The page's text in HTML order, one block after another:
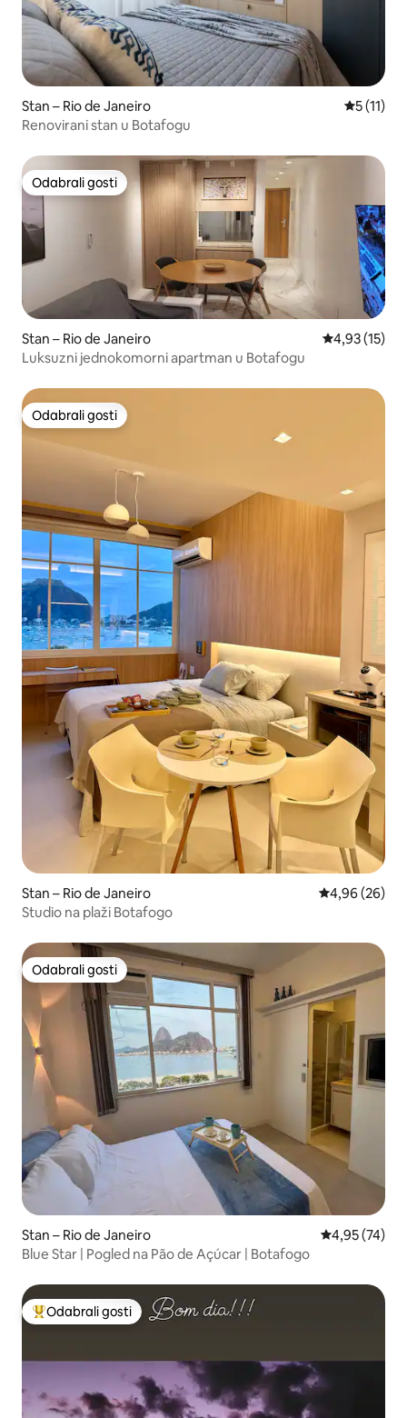
Stan – Rio de Janeiro
5 (11)
Renovirani stan u Botafogu
Odabrali gosti
Odabrali gosti
Stan – Rio de Janeiro Prosječna
4,93 (15)
Luksuzni jednokomorni apartman u Botafogu
Odabrali gosti
Odabrali gosti
Stan – Rio de Janeiro Prosječna
4,96 (26)
Studio na plaži Botafogo
Odabrali gosti
Odabrali gosti
Stan – Rio de Janeiro Prosječna
4,95 (74)
Blue Star | Pogled na Pão de Açúcar | Botafogo
Među najviše rangiranima s oznakom „Odabrali gosti”
Odabrali gosti